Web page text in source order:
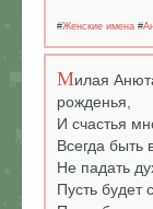
#Женские имена #
Милая
рожденья,
И счастья
Всегда быть
Не падать
Пусть будет